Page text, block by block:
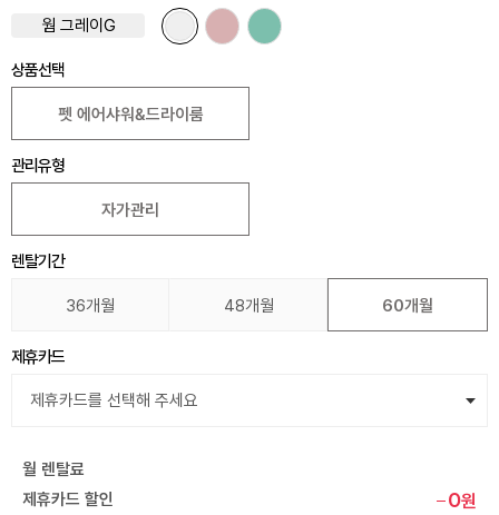
웜 그레이G
상품선택
펫 에어샤워&드라이룸
관리유형
자가관리
렌탈기간
36개월 48개월 60개월
제휴카드
월 렌탈료
제휴카드 할인
0원